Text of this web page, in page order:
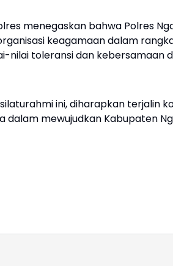
menegaskan bahwa Polres
keagamaan dalam
nilai toleransi dan kebersamaan
ini, diharapkan terjalin
dalam mewujudkan Kabupaten